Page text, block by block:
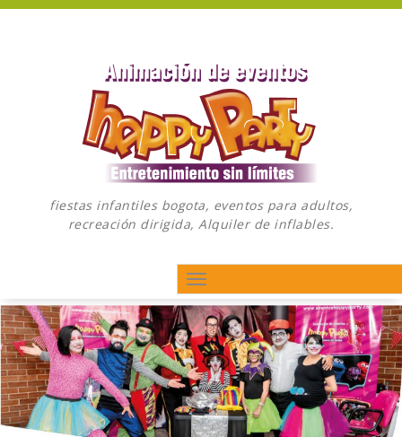
fiestas infantiles bogota, eventos para adultos,
recreación dirigida, Alquiler de inflables.